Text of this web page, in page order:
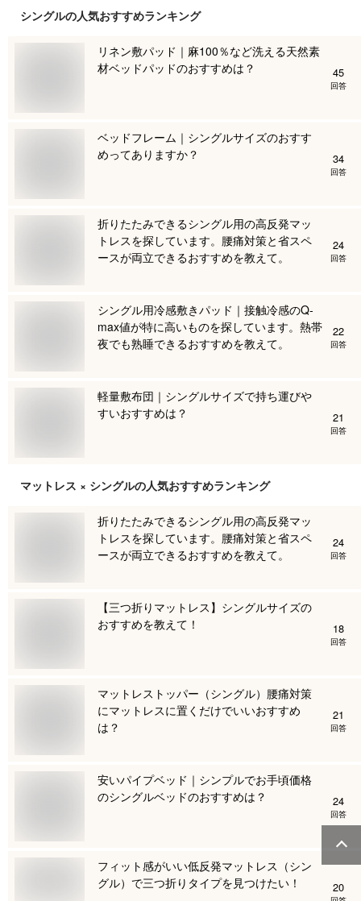
シングルの人気おすすめランキング
リネン敷パッド｜麻100％など洗える天然素
材ベッドパッドのおすすめは？
45
回答
ベッドフレーム｜シングルサイズのおすす
めってありますか？
34
回答
折りたたみできるシングル用の高反発マッ
トレスを探しています。腰痛対策と省スペ
ースが両立できるおすすめを教えて。
24
回答
シングル用冷感敷きパッド｜接触冷感のQ-
max値が特に高いものを探しています。熱帯
夜でも熟睡できるおすすめを教えて。
22
回答
軽量敷布団｜シングルサイズで持ち運びや
すいおすすめは？
21
回答
マットレス × シングルの人気おすすめランキング
折りたたみできるシングル用の高反発マッ
トレスを探しています。腰痛対策と省スペ
ースが両立できるおすすめを教えて。
24
回答
【三つ折りマットレス】シングルサイズの
おすすめを教えて！
18
回答
マットレストッパー（シングル）腰痛対策
にマットレスに置くだけでいいおすすめ
は？
21
回答
安いパイプベッド｜シンプルでお手頃価格
のシングルベッドのおすすめは？
24
回答
フィット感がいい低反発マットレス（シン
グル）で三つ折りタイプを見つけたい！
20